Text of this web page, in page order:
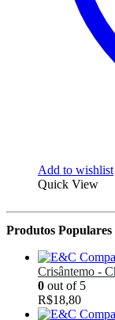
Add to wishlist
Quick View
Produtos Populares
Crisântemo -
0 out of 5
R$18,80